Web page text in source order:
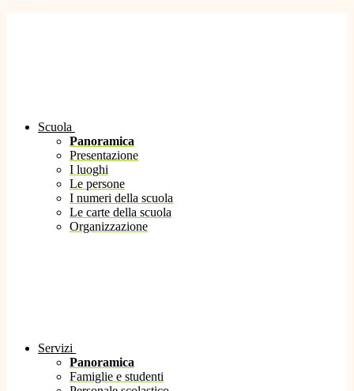
Scuola
Panoramica
Presentazione
I luoghi
Le persone
I numeri della scuola
Le carte della scuola
Organizzazione
Servizi
Panoramica
Famiglie e studenti